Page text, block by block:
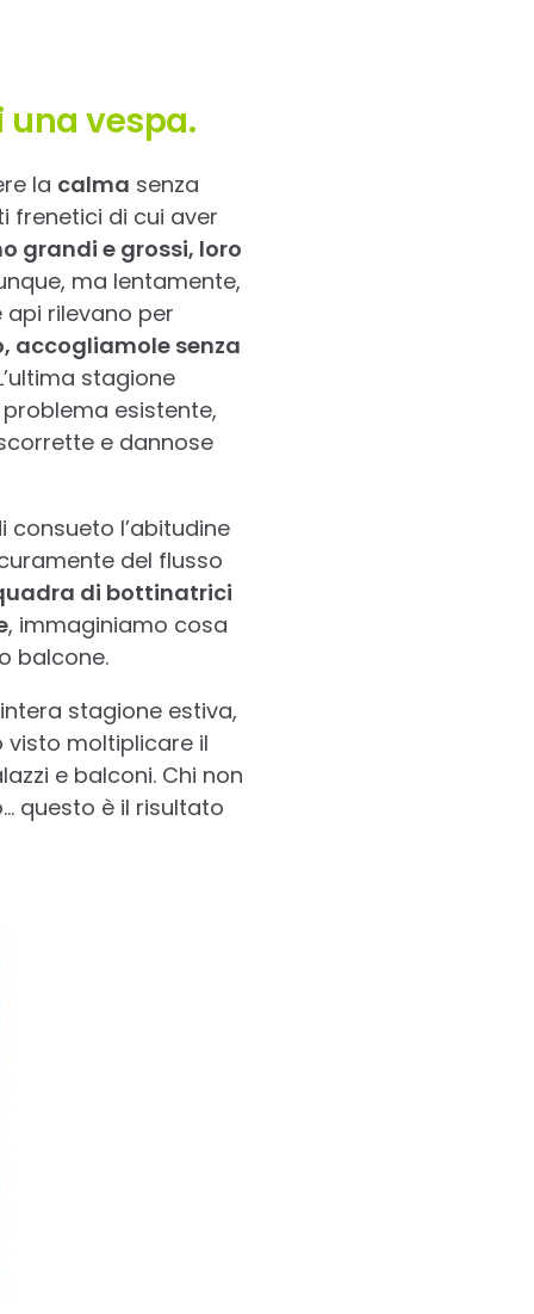
una vespa.
la calma senza
frenetici di cui aver
grandi e grossi, loro
ma lentamente,
rilevano per
accogliamole senza
stagione
esistente,
e dannose
l’abitudine
del flusso
di bottinatrici
, immaginiamo cosa
balcone.
stagione estiva,
moltiplicare il
e balconi. Chi non
questo è il risultato